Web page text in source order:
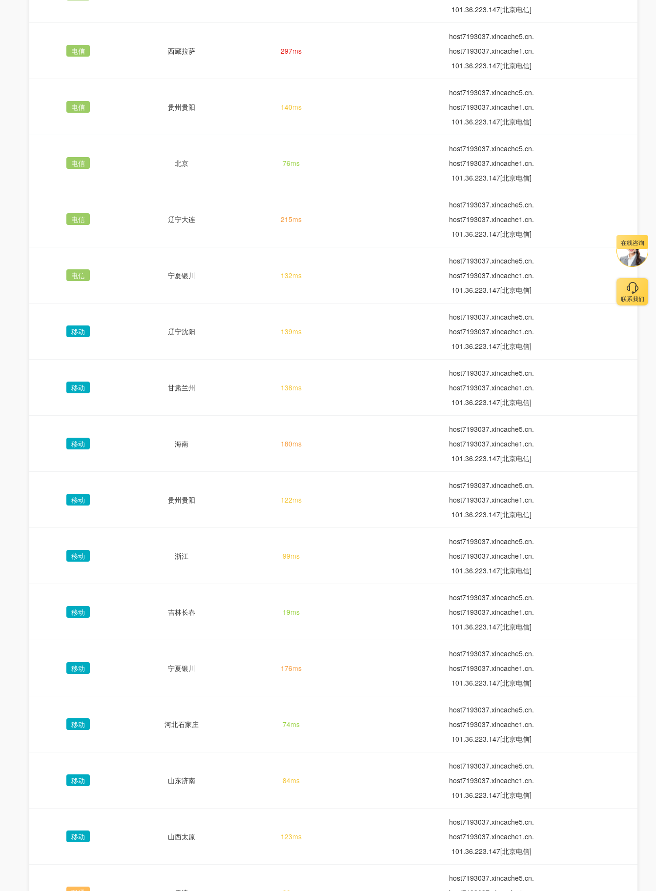
101.36.223.147[北京电信]
电信 西藏拉萨 297ms
host7193037.xincache5.cn.
host7193037.xincache1.cn.
101.36.223.147[北京电信]
电信 贵州贵阳 140ms
host7193037.xincache5.cn.
host7193037.xincache1.cn.
101.36.223.147[北京电信]
电信 北京 76ms
host7193037.xincache5.cn.
host7193037.xincache1.cn.
101.36.223.147[北京电信]
电信 辽宁大连 215ms
host7193037.xincache5.cn.
host7193037.xincache1.cn.
101.36.223.147[北京电信]
电信 宁夏银川 132ms
host7193037.xincache5.cn.
host7193037.xincache1.cn.
101.36.223.147[北京电信]
移动 辽宁沈阳 139ms
host7193037.xincache5.cn.
host7193037.xincache1.cn.
101.36.223.147[北京电信]
移动 甘肃兰州 138ms
host7193037.xincache5.cn.
host7193037.xincache1.cn.
101.36.223.147[北京电信]
移动 海南 180ms
host7193037.xincache5.cn.
host7193037.xincache1.cn.
101.36.223.147[北京电信]
移动 贵州贵阳 122ms
host7193037.xincache5.cn.
host7193037.xincache1.cn.
101.36.223.147[北京电信]
移动 浙江 99ms
host7193037.xincache5.cn.
host7193037.xincache1.cn.
101.36.223.147[北京电信]
移动 吉林长春 19ms
host7193037.xincache5.cn.
host7193037.xincache1.cn.
101.36.223.147[北京电信]
移动 宁夏银川 176ms
host7193037.xincache5.cn.
host7193037.xincache1.cn.
101.36.223.147[北京电信]
移动 河北石家庄 74ms
host7193037.xincache5.cn.
host7193037.xincache1.cn.
101.36.223.147[北京电信]
移动 山东济南 84ms
host7193037.xincache5.cn.
host7193037.xincache1.cn.
101.36.223.147[北京电信]
移动 山西太原 123ms
host7193037.xincache5.cn.
host7193037.xincache1.cn.
101.36.223.147[北京电信]
host7193037.xincache5.cn.
在线咨询
联系我们